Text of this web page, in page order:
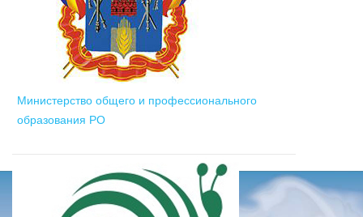
Министерство общего и профессионального
образования РО